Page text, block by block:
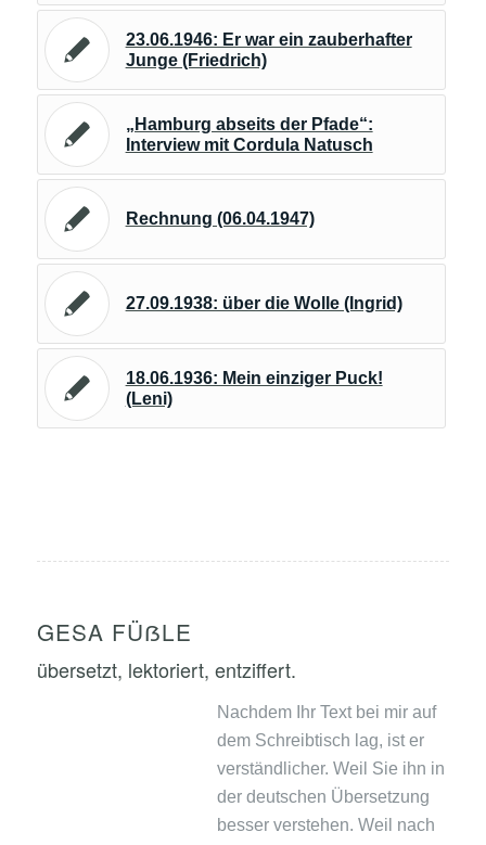
23.06.1946: Er war ein zauberhafter
Junge (Friedrich)
„Hamburg abseits der Pfade“:
Interview mit Cordula Natusch
Rechnung (06.04.1947)
27.09.1938: über die Wolle (Ingrid)
18.06.1936: Mein einziger Puck!
(Leni)
GESA FÜẞLE
übersetzt, lektoriert, entziffert.
Nachdem Ihr Text bei mir auf
dem Schreibtisch lag, ist er
verständlicher. Weil Sie ihn in
der deutschen Übersetzung
besser verstehen. Weil nach